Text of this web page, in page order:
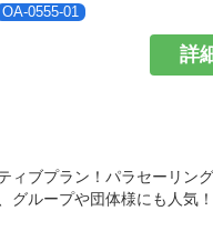
OA-0555-01
詳
ィブプラン！パラセーリン
グループや団体様にも人気！